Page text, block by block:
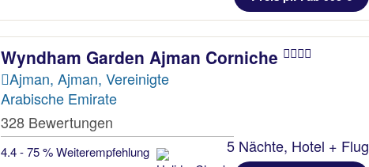
Wyndham Garden Ajman Corniche
Ajman, Ajman, Vereinigte
Arabische Emirate
328 Bewertungen
4.4 - 75 % Weiterempfehlung 5 Nächte, Hotel + Flug